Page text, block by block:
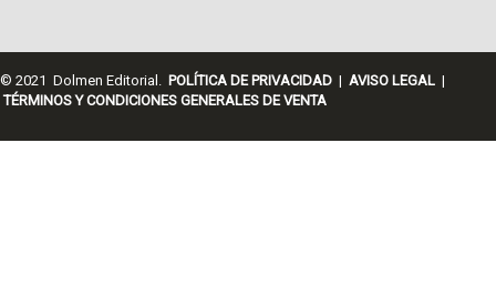
© 2021 Dolmen Editorial. POLÍTICA DE PRIVACIDAD | AVISO LEGAL |
TÉRMINOS Y CONDICIONES GENERALES DE VENTA